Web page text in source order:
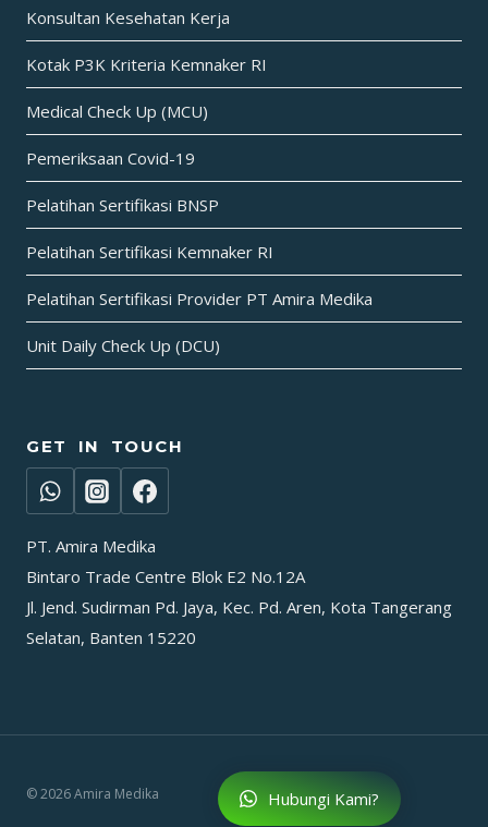
Hubungi Kami?
Konsultan Kesehatan Kerja
Kotak P3K Kriteria Kemnaker RI
Medical Check Up (MCU)
Pemeriksaan Covid-19
Pelatihan Sertifikasi BNSP
Pelatihan Sertifikasi Kemnaker RI
Pelatihan Sertifikasi Provider PT Amira Medika
Unit Daily Check Up (DCU)
GET IN TOUCH
PT. Amira Medika
Bintaro Trade Centre Blok E2 No.12A
Jl. Jend. Sudirman Pd. Jaya, Kec. Pd. Aren, Kota Tangerang
Selatan, Banten 15220
© 2026 Amira Medika